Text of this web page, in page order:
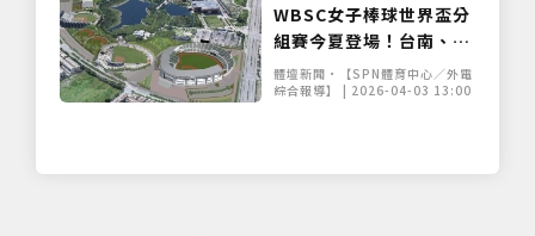
WBSC女子棒球世界盃分
組賽今夏登場！台南、美
國兩地開打爭奪 2027 決
賽門票
體壇新聞•【SPN體育中心／外電
綜合報導】 | 2026-04-03 13:00